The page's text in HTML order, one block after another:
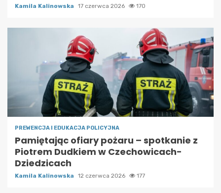
Kamila Kalinowska 17 czerwca 2026 170
PREWENCJA I EDUKACJA POLICYJNA
Pamiętając ofiary pożaru – spotkanie z
Piotrem Dudkiem w Czechowicach-
Dziedzicach
Kamila Kalinowska 12 czerwca 2026 177